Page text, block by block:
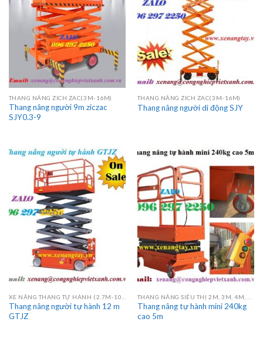
THANG NÂNG ZICH ZAC(3M-16M)
Thang nâng người 9m ziczac
SJY0.3-9
THANG NÂNG ZICH ZAC(3M-16M)
Thang nâng người di động SJY
Thang nâng người tự hành 12 m
GTJZ
Thang nâng tự hành mini 240kg
cao 5m